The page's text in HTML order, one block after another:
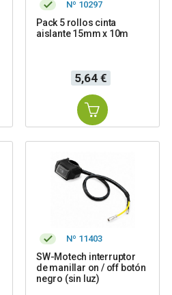
Nº 10297
Pack 5 rollos cinta
aislante 15mm x 10m
Precio
5,64 €
Nº 11403
SW-Motech interruptor
de manillar on / off botón
negro (sin luz)